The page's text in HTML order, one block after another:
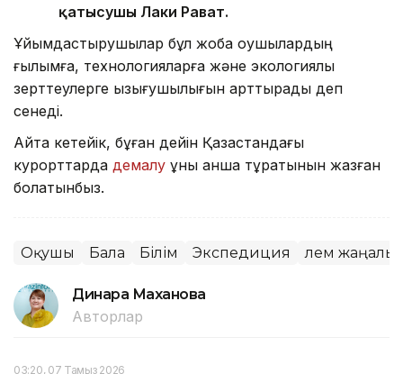
қатысушы Лаки Рават.
Ұйымдастырушылар бұл жоба оқушылардың
ғылымға, технологияларға және экологиялық
зерттеулерге қызығушылығын арттырады деп
сенеді.
Айта кетейік, бұған дейін Қазақстандағы
курорттарда демалу құны қанша тұратынын жазған
болатынбыз.
Оқушы Бала Білім Экспедиция Әлем
Динара Маханова
Авторлар
03:20, 07 Тамыз 2026